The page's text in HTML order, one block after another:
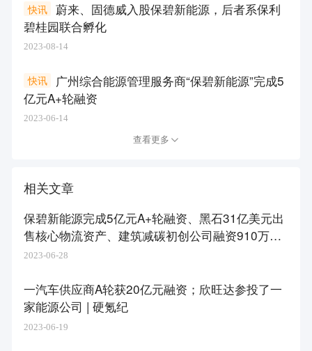
蔚来、固德威入股保碧新能源，后者系保利
碧桂园联合孵化
快讯
2023-08-14
广州综合能源管理服务商“保碧新能源”完成5
亿元A+轮融资
快讯
2023-06-14
查看更多
相关文章
保碧新能源完成5亿元A+轮融资、黑石31亿美元出
售核心物流资产、建筑减碳初创公司融资910万美
元｜PropTech周刊64期
2023-06-28
一汽车供应商A轮获20亿元融资；欣旺达参投了一
家能源公司 | 硬氪纪
2023-06-19